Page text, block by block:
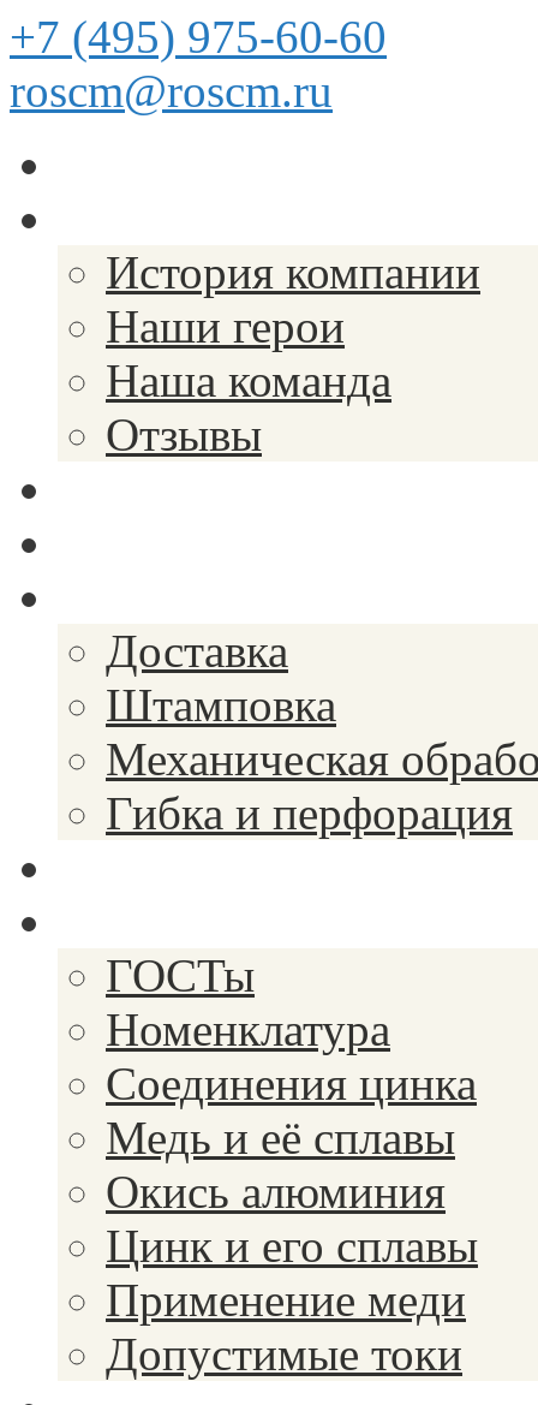
+7 (495) 975-60-60
roscm@roscm.ru
История компании
Наши герои
Наша команда
Отзывы
Доставка
Штамповка
Механическая
Гибка и перфорация
ГОСТы
Номенклатура
Соединения цинка
Медь и её сплавы
Окись алюминия
Цинк и его сплавы
Применение меди
Допустимые токи